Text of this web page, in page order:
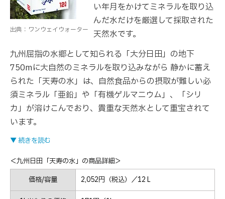
出典：ワンウェイウォーター
い年月をかけてミネラルを取り込
んだ水だけを厳選して採取された
天然水です。
九州屈指の水郷として知られる「大分日田」の地下
750mに大自然のミネラルを取り込みながら 静かに蓄え
られた「天寿の水」は、自然食品からの摂取が難しい必
須ミネラル「亜鉛」や「有機ゲルマニウム」、「シリ
カ」が溶けこんでおり、貴重な天然水として重宝されて
います。
▼ 続きを読む
＜九州日田「天寿の水」の商品詳細＞
価格/容量
2,052円（税込）／12 L